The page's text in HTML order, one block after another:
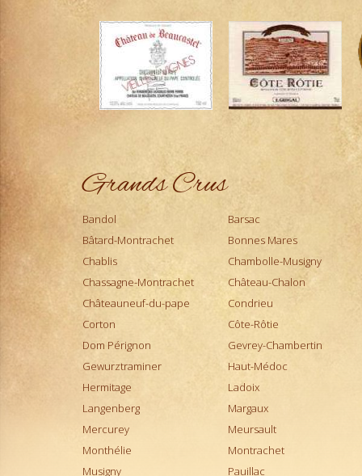
Ports
Pouilly Fumé
Pouilly-Fuissé
Pouilly-sur-Loire
Puligny-Montrachet
Riesling
Roederer
Rosae Vino Rosso
Rosso Di Montalcino
Roussette de Savoie
Saint-Emilion
Saint-Joseph
Saint-Julien
Saint-Véran
Sancerre
Santenay
Saumur Champigny
Grands Crus
Bandol
Barsac
Bâtard-Montrachet
Bonnes Mares
Chablis
Chambolle-Musigny
Chassagne-Montrachet
Château-Chalon
Châteauneuf-du-pape
Condrieu
Corton
Côte-Rôtie
Dom Pérignon
Gevrey-Chambertin
Gewurztraminer
Haut-Médoc
Hermitage
Ladoix
Langenberg
Margaux
Mercurey
Meursault
Monthélie
Montrachet
Musigny
Pauillac